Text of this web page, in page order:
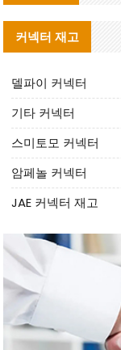
커넥터 재고
델파이 커넥터
기타 커넥터
스미토모 커넥터
암페놀 커넥터
JAE 커넥터 재고